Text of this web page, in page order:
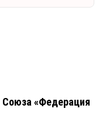
Союза «Федерация